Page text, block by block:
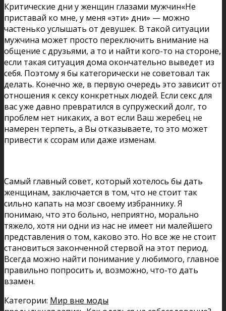
Критические дни у женщин глазами мужчин«Не
приставай ко мне, у меня «эти» дни» — можно
частенько услышать от девушек. В такой ситуации
мужчина может просто переключить внимание на
общение с друзьями, а то и найти кого-то на стороне,
если такая ситуация дома окончательно выведет из
себя. Поэтому я бы категорически не советовал так
делать. Конечно же, в первую очередь это зависит от
отношения к сексу конкретных людей. Если секс для
вас уже давно превратился в супружеский долг, то
проблем нет никаких, а вот если Ваш жеребец не
намерен терпеть, а Вы отказываете, то это может
привести к ссорам или даже изменам.
Самый главный совет, который хотелось бы дать
женщинам, заключается в том, что не стоит так
сильно капать на мозг своему избраннику. Я
понимаю, что это больно, неприятно, морально
тяжело, хотя ни одни из нас не имеет ни малейшего
представления о том, каково это. Но все же не стоит
становиться законченной стервой на этот период.
Всегда можно найти понимание у любимого, главное
правильно попросить и, возможно, что-то дать
взамен.
Категории: Мир вне моды